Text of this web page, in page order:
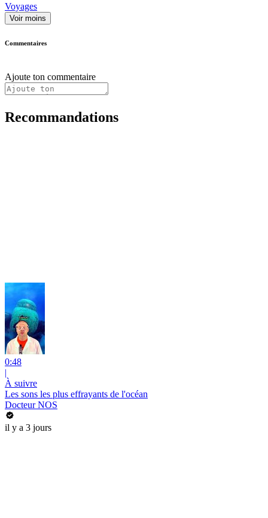
Voyages
Voir moins
Commentaires
Ajoute ton commentaire
Recommandations
0:48
|
À suivre
Les sons les plus effrayants de l'océan
Docteur NOS
il y a 3 jours